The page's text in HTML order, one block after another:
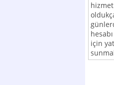
için